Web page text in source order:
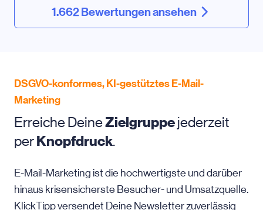
1.662 Bewertungen ansehen
DSGVO-konformes, KI-gestütztes E-Mail-
Marketing
Erreiche DeineZielgruppejederzeit
perKnopfdruck.
E-Mail-Marketing ist die hochwertigste und darüber
hinaus krisensicherste Besucher- und Umsatzquelle.
KlickTipp versendet Deine Newsletter zuverlässig